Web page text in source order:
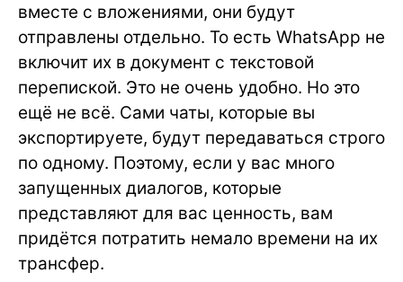
вместе с вложениями, они будут
отправлены отдельно. То есть WhatsApp не
включит их в документ с текстовой
перепиской. Это не очень удобно. Но это
ещё не всё. Сами чаты, которые вы
экспортируете, будут передаваться строго
по одному. Поэтому, если у вас много
запущенных диалогов, которые
представляют для вас ценность, вам
придётся потратить немало времени на их
трансфер.